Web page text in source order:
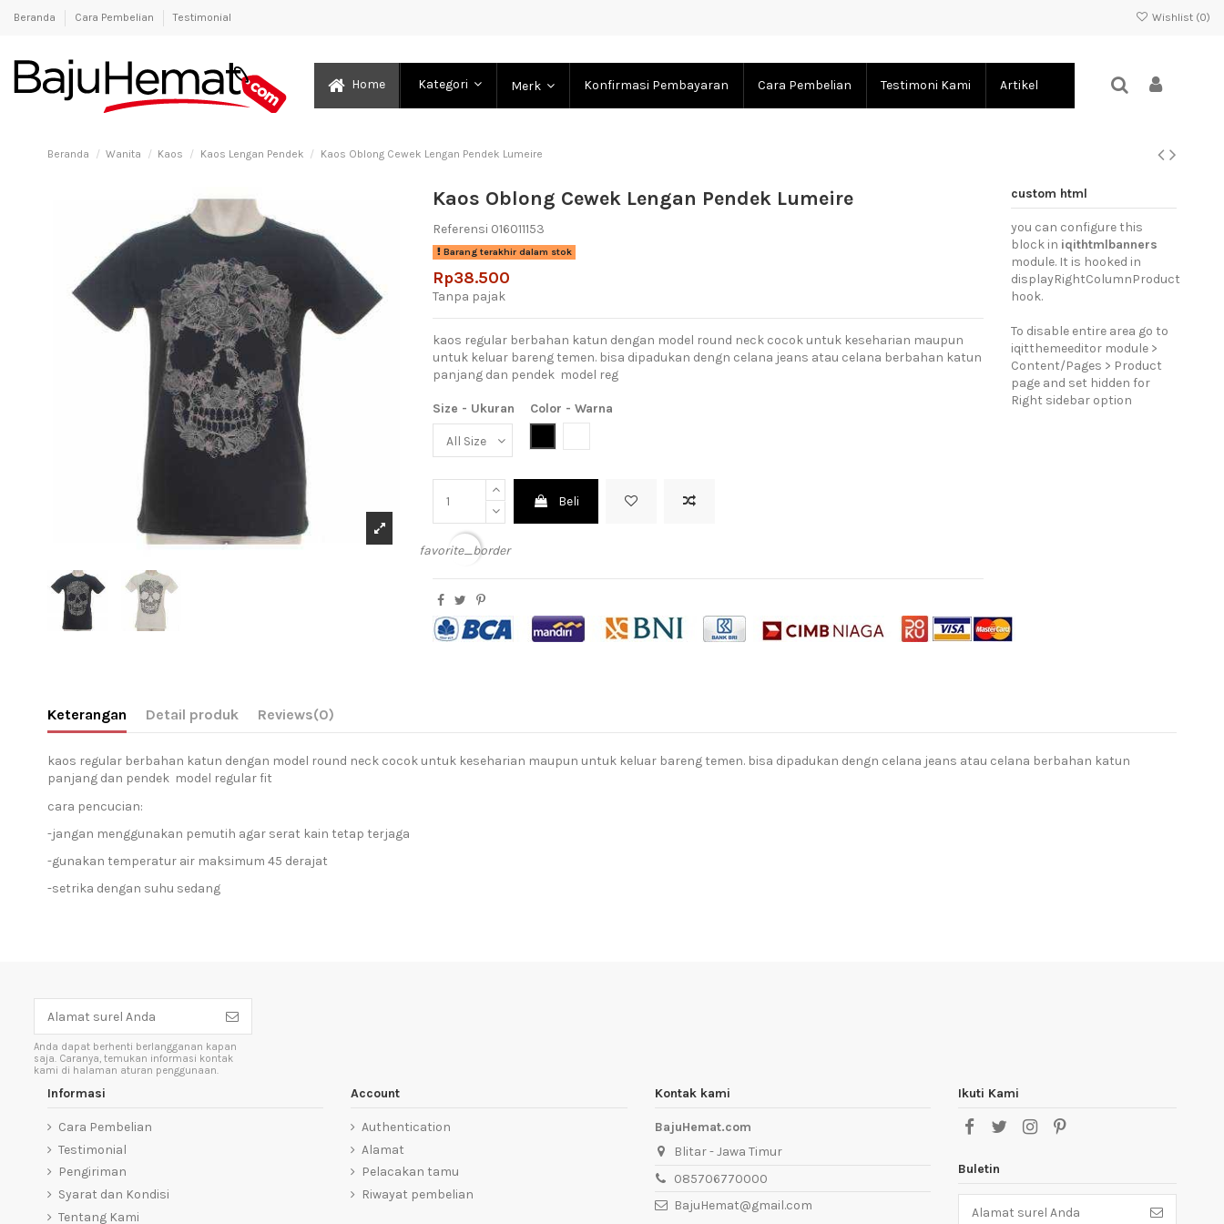
Beranda Cara Pembelian Testimonial Wishlist (0)
Home Kategori Merk Konfirmasi Pembayaran Cara Pembelian Testimoni Kami Artikel
Beranda Wanita Kaos Kaos Lengan Pendek Kaos Oblong Cewek Lengan Pendek Lumeire
Kaos Oblong Cewek Lengan Pendek Lumeire
Referensi 016011153
Barang terakhir dalam stok
Rp38.500
Tanpa pajak
kaos regular berbahan katun dengan model round neck cocok untuk keseharian maupun
untuk keluar bareng temen. bisa dipadukan dengn celana jeans atau celana berbahan katun
panjang dan pendek model reg
Size - Ukuran
Color - Warna
Beli
favorite_border
custom html
you can configure this
block in iqithtmlbanners
module. It is hooked in
displayRightColumnProduct
hook.
To disable entire area go to
iqitthemeeditor module >
Content/Pages > Product
page and set hidden for
Right sidebar option
Keterangan Detail produk Reviews(0)
kaos regular berbahan katun dengan model round neck cocok untuk keseharian maupun untuk keluar bareng temen. bisa dipadukan dengn celana jeans atau celana berbahan katun
panjang dan pendek model regular fit
cara pencucian:
-jangan menggunakan pemutih agar serat kain tetap terjaga
-gunakan temperatur air maksimum 45 derajat
-setrika dengan suhu sedang
Anda dapat berhenti berlangganan kapan
saja. Caranya, temukan informasi kontak
kami di halaman aturan penggunaan.
Informasi
Cara Pembelian
Testimonial
Pengiriman
Syarat dan Kondisi
Tentang Kami
Account
Authentication
Alamat
Pelacakan tamu
Riwayat pembelian
Kontak kami
BajuHemat.com
Blitar - Jawa Timur
085706770000
BajuHemat@gmail.com
Ikuti Kami
Buletin